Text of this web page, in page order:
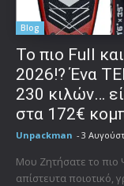
Blog
To πιο Full
2026!? Ένα
230 κιλών…
στα 172€
Unpackman - 3
Μου Ζητήσατε το πιο
απίστευτα ποιοτικό,